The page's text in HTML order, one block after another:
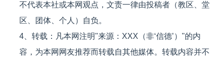
不代表本社或本网观点，文责一律由投稿者（教区、堂
区、团体、个人）自负。
4、转载：凡本网注明"来源：XXX（非‘信德’）"的内
容，为本网网友推荐而转载自其他媒体。转载内容并不